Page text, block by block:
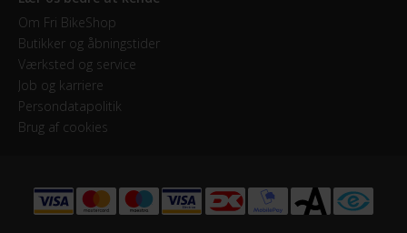
Om Fri BikeShop
Butikker og åbningstider
Værksted og service
Job og karriere
Persondatapolitik
Brug af cookies